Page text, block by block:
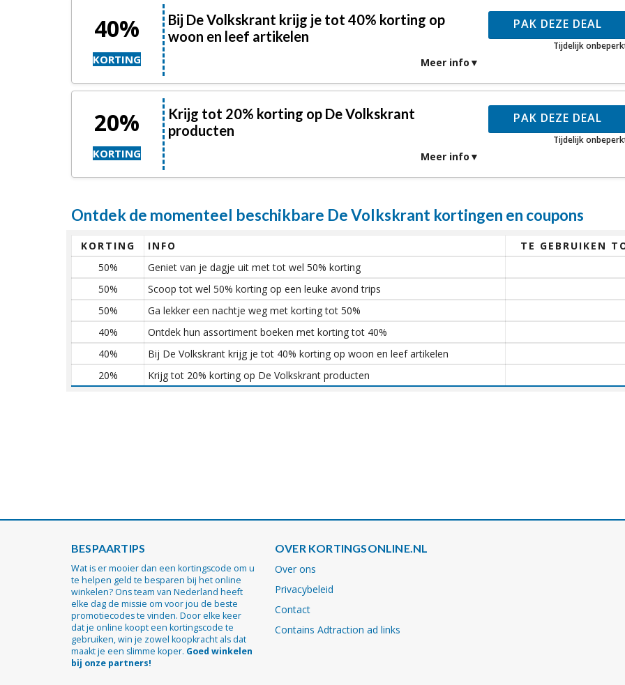
40%
KORTING
Bij De Volkskrant krijg je tot 40% korting op
woon en leef artikelen
Meer info
PAK DEZE DEAL
Tijdelijk
20%
KORTING
Krijg tot 20% korting op De Volkskrant
producten
Meer info
PAK DEZE DEAL
Tijdelijk
Ontdek de momenteel beschikbare De Volkskrant kortingen en coupons
KORTING INFO
TE GEBRUIKEN
50%
Geniet van je dagje uit met tot wel 50% korting
50%
Scoop tot wel 50% korting op een leuke avond trips
50%
Ga lekker een nachtje weg met korting tot 50%
40%
Ontdek hun assortiment boeken met korting tot 40%
40%
Bij De Volkskrant krijg je tot 40% korting op woon en leef artikelen
20%
Krijg tot 20% korting op De Volkskrant producten
BESPAARTIPS
Wat is er mooier dan een kortingscode om u
te helpen geld te besparen bij het online
winkelen? Ons team van Nederland heeft
elke dag de missie om voor jou de beste
promotiecodes te vinden. Door elke keer
dat je online koopt een kortingscode te
gebruiken, win je zowel koopkracht als dat
maakt je een slimme koper. Goed winkelen
bij onze partners!
OVER KORTINGSONLINE.NL
Over ons
Privacybeleid
Contact
Contains Adtraction ad links